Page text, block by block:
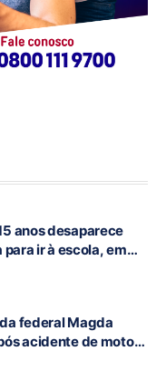
anos desaparece
para ir à escola, em
federal Magda
acidente de moto